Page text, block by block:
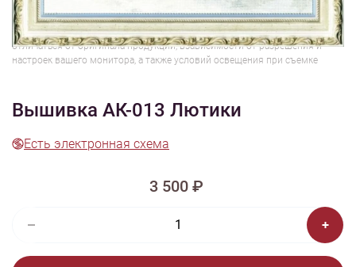
обзор
обзор
Изображения и цвет представленного товара могут незначительно
отличаться от оригинала продукции, взависимости от разрешения и
настроек вашего монитора, а также условий освещения при съемке
Вышивка АК-013 Лютики
Есть электронная схема
3 500 ₽